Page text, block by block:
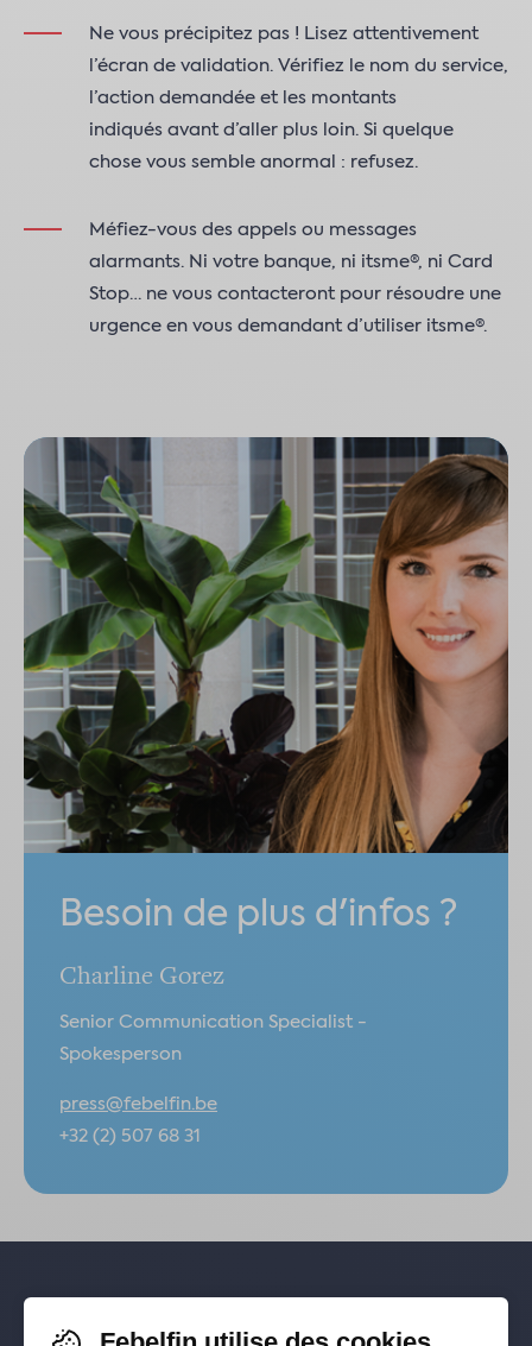
Ne vous précipitez pas ! Lisez attentivement
l’écran de validation. Vérifiez le nom du service,
l’action demandée et les montants
indiqués avant d’aller plus loin. Si quelque
chose vous semble anormal : refusez.
Méfiez-vous des appels ou messages
alarmants. Ni votre banque, ni itsme®, ni Card
Stop… ne vous contacteront pour résoudre une
urgence en vous demandant d’utiliser itsme®.
Besoin de plus d'infos ?
Charline Gorez
Senior Communication Specialist -
Spokesperson
press@febelfin.be
+32 (2) 507 68 31
Pour rester informé-e de nos